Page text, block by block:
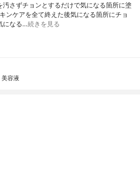
さずチョンとするだけで気になる箇所に塗
ンケアを全て終えた後気になる箇所にチョ
になる…続きを見る
美容液